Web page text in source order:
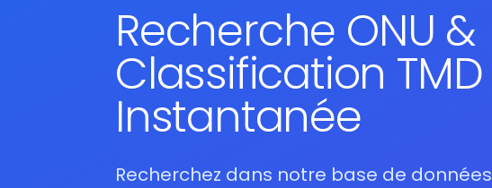
Recherche ONU &
Classification TMD
Instantanée
Recherchez dans notre base de données